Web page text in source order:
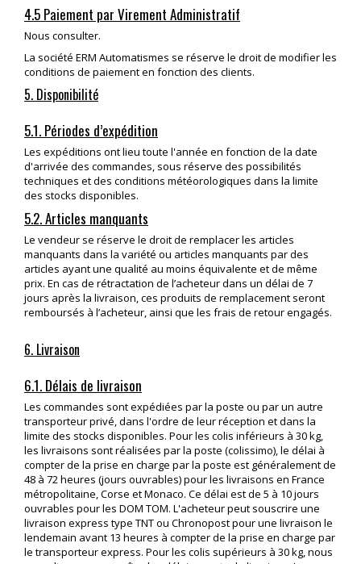
4.5 Paiement par Virement Administratif
Nous consulter.
La société ERM Automatismes se réserve le droit de modifier les
conditions de paiement en fonction des clients.
5. Disponibilité
5.1. Périodes d’expédition
Les expéditions ont lieu toute l'année en fonction de la date
d'arrivée des commandes, sous réserve des possibilités
techniques et des conditions météorologiques dans la limite
des stocks disponibles.
5.2. Articles manquants
Le vendeur se réserve le droit de remplacer les articles
manquants dans la variété ou articles manquants par des
articles ayant une qualité au moins équivalente et de même
prix. En cas de rétractation de l’acheteur dans un délai de 7
jours après la livraison, ces produits de remplacement seront
remboursés à l’acheteur, ainsi que les frais de retour engagés.
6. Livraison
6.1. Délais de livraison
Les commandes sont expédiées par la poste ou par un autre
transporteur privé, dans l'ordre de leur réception et dans la
limite des stocks disponibles. Pour les colis inférieurs à 30 kg,
les livraisons sont réalisées par la poste (colissimo), le délai à
compter de la prise en charge par la poste est généralement de
48 à 72 heures (jours ouvrables) pour les livraisons en France
métropolitaine, Corse et Monaco. Ce délai est de 5 à 10 jours
ouvrables pour les DOM TOM. L'acheteur peut souscrire une
livraison express type TNT ou Chronopost pour une livraison le
lendemain avant 13 heures à compter de la prise en charge par
le transporteur express. Pour les colis supérieurs à 30 kg, nous